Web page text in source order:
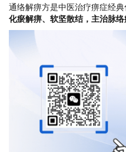
通络解痹方是中医治疗痹症经典
化瘀解痹、软坚散结 ，主治脉